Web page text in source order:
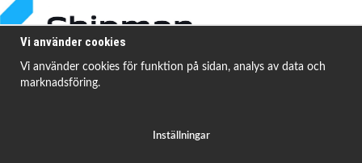
vanligt förekommande fordonsproblem.
Vi använder cookies
Vi använder cookies för funktion på sidan, analys av data och
marknadsföring.
Inställningar